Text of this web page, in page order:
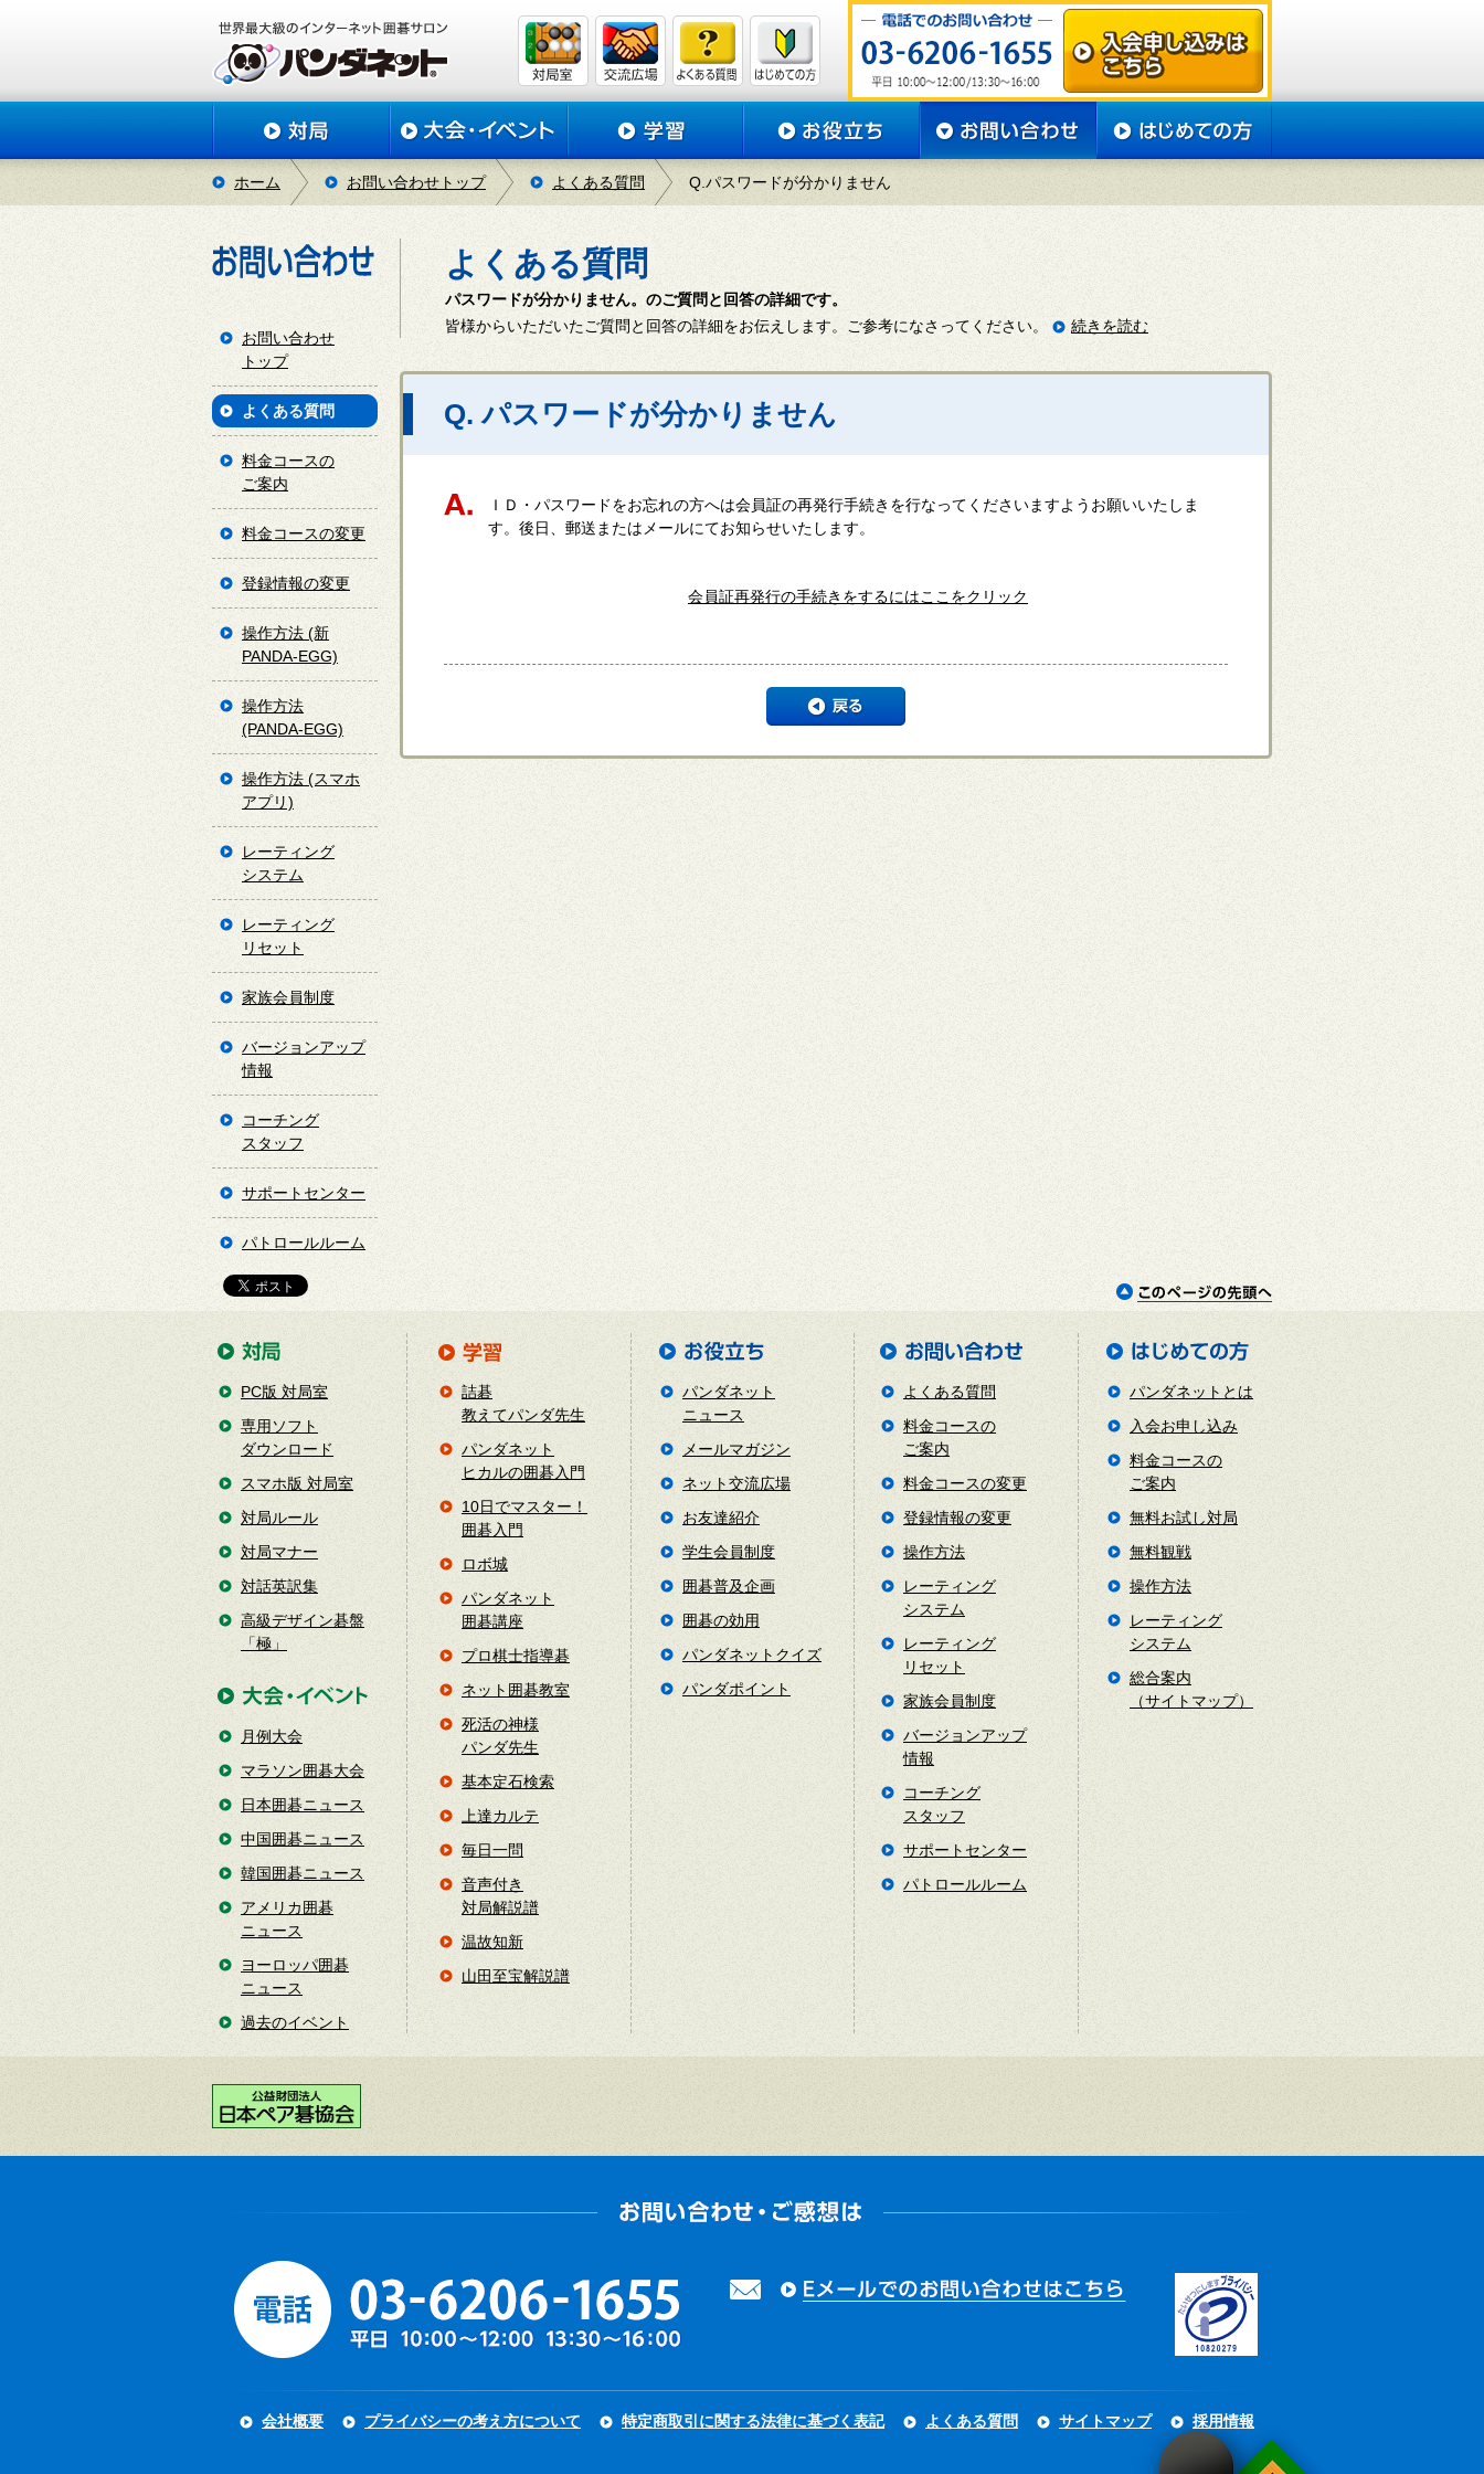
ホーム お問い合わせトップ よくある質問 Q.パスワードが分かりません
よくある質問
パスワードが分かりません。のご質問と回答の詳細です。
皆様からいただいたご質問と回答の詳細をお伝えします。ご参考になさってください。
続きを読む
Q. パスワードが分かりません
ＩＤ・パスワードをお忘れの方へは会員証の再発行手続きを行なってくださいますようお願いいたしま
す。後日、郵送またはメールにてお知らせいたします。
会員証再発行の手続きをするにはここをクリック
お問い合わせ
トップ
よくある質問
料金コースの
ご案内
料金コースの変更
登録情報の変更
操作方法 (新
PANDA-EGG)
操作方法
(PANDA-EGG)
操作方法 (スマホ
アプリ)
レーティング
システム
レーティング
リセット
家族会員制度
バージョンアップ
情報
コーチング
スタッフ
サポートセンター
パトロールルーム
PC版 対局室
専用ソフト
ダウンロード
スマホ版 対局室
対局ルール
対局マナー
対話英訳集
高級デザイン碁盤
「極」
月例大会
マラソン囲碁大会
日本囲碁ニュース
中国囲碁ニュース
韓国囲碁ニュース
アメリカ囲碁
ニュース
ヨーロッパ囲碁
ニュース
過去のイベント
詰碁
教えてパンダ先生
パンダネット
ヒカルの囲碁入門
10日でマスター！
囲碁入門
ロボ城
パンダネット
囲碁講座
プロ棋士指導碁
ネット囲碁教室
死活の神様
パンダ先生
基本定石検索
上達カルテ
毎日一問
音声付き
対局解説譜
温故知新
山田至宝解説譜
パンダネット
ニュース
メールマガジン
ネット交流広場
お友達紹介
学生会員制度
囲碁普及企画
囲碁の効用
パンダネットクイズ
パンダポイント
よくある質問
料金コースの
ご案内
料金コースの変更
登録情報の変更
操作方法
レーティング
システム
レーティング
リセット
家族会員制度
バージョンアップ
情報
コーチング
スタッフ
サポートセンター
パトロールルーム
パンダネットとは
入会お申し込み
料金コースの
ご案内
無料お試し対局
無料観戦
操作方法
レーティング
システム
総合案内
（サイトマップ）
会社概要 プライバシーの考え方について 特定商取引に関する法律に基づく表記 よくある質問 サイトマップ 採用情報